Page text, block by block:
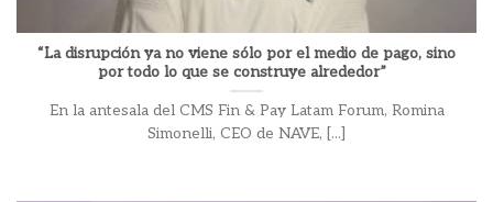
“La disrupción ya no viene sólo por el medio de pago, sino
por todo lo que se construye alrededor”
En la antesala del CMS Fin & Pay Latam Forum, Romina
Simonelli, CEO de NAVE, [...]